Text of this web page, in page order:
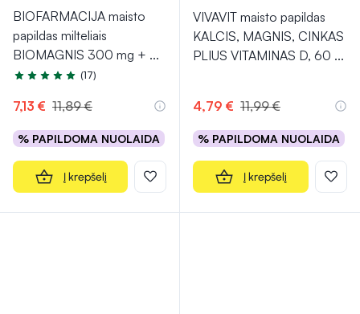
BIOFARMACIJA maisto
papildas milteliais
BIOMAGNIS 300 mg + ...
Įvertinimas 4.7 iš 5
(17)
7,13 € 11,89 €
% PAPILDOMA NUOLAIDA
Į krepšelį
VIVAVIT maisto papildas
KALCIS, MAGNIS, CINKAS
PLIUS VITAMINAS D, 60 ...
4,79 € 11,99 €
% PAPILDOMA NUOLAIDA
Į krepšelį